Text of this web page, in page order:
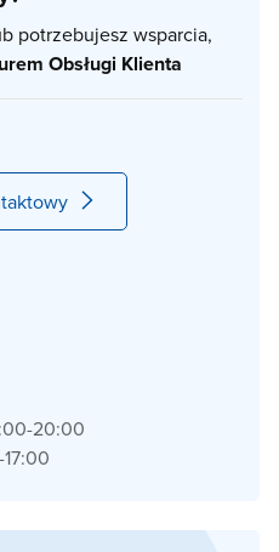
potrzebujesz wsparcia,
Obsługi Klienta
20:00